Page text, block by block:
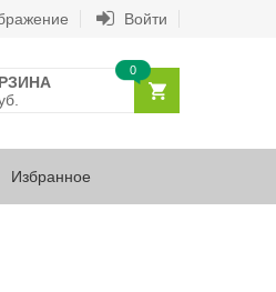
Войти
0
Избранное